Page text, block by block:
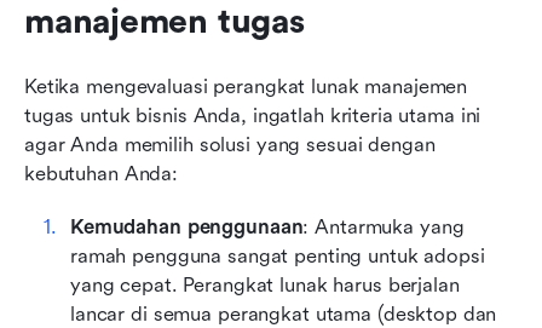
manajemen tugas
Ketika mengevaluasi perangkat lunak manajemen
tugas untuk bisnis Anda, ingatlah kriteria utama ini
agar Anda memilih solusi yang sesuai dengan
kebutuhan Anda:
Kemudahan penggunaan: Antarmuka yang
ramah pengguna sangat penting untuk adopsi
yang cepat. Perangkat lunak harus berjalan
lancar di semua perangkat utama (desktop dan